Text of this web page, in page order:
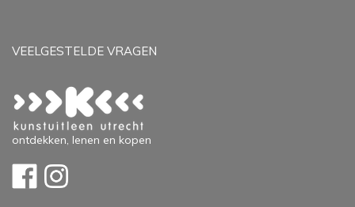
VEELGESTELDE VRAGEN
ontdekken, lenen en kopen